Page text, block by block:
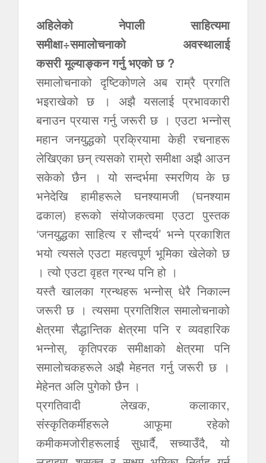
अहिलेको नेपाली साहित्यमा
समीक्षा÷समालोचनाको अवस्थालाई
कसरी मूल्याङ्कन गर्नु भएको छ ?
समालोचनाको दृष्टिकोणले अब राम्रै प्रगति
भइराखेको छ । अझै यसलाई प्रभावकारी
बनाउन प्रयास गर्नु जरूरी छ । एउटा भन्नोस्
महान जनयुद्धको प्रक्रियामा केही रचनाहरू
लेखिएका छन् त्यसको राम्रो समीक्षा अझै आउन
सकेको छैन । यो सन्दर्भमा स्मरणिय के छ
भनेदेखि हामीहरूले घनश्यामजी (घनश्याम
ढकाल) हरूको संयोजकत्वमा एउटा पुस्तक
‘जनयुद्धका साहित्य र सौन्दर्य’ भन्ने प्रकाशित
भयो त्यसले एउटा महत्वपूर्ण भूमिका खेलेको छ
। त्यो एउटा वृहत ग्रन्थ पनि हो ।
यस्तै खालका ग्रन्थहरू भन्नोस् धेरै निकाल्न
जरूरी छ । त्यसमा प्रगतिशिल समालोचनाको
क्षेत्रमा सैद्धान्तिक क्षेत्रमा पनि र व्यवहारिक
भन्नोस्, कृतिपरक समीक्षाको क्षेत्रमा पनि
समालोचकहरूले अझै मेहनत गर्नु जरूरी छ ।
मेहेनत अलि पुगेको छैन ।
प्रगतिवादी लेखक, कलाकार,
संंस्कृतिकर्मीहरूले आफूमा रहेको
कमीकमजोरीहरूलाई सुधार्दै, सच्याउँदै, यो